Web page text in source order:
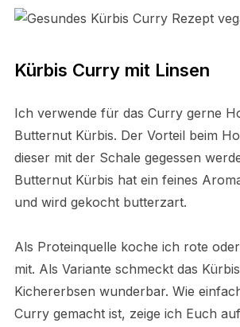
Kürbis Curry mit Linsen
Ich verwende für das Curry gerne
Butternut Kürbis. Der Vorteil beim
dieser mit der Schale gegessen
Butternut Kürbis hat ein feines
und wird gekocht butterzart.
Als Proteinquelle koche ich rote
mit. Als Variante schmeckt das
Kichererbsen wunderbar. Wie
Curry gemacht ist, zeige ich Euch